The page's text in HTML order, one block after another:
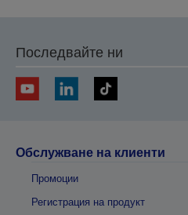
Последвайте ни
Обслужване на клиенти
Промоции
Регистрация на продукт